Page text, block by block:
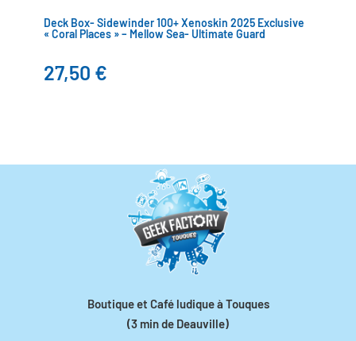
Deck Box- Sidewinder 100+ Xenoskin 2025 Exclusive
« Coral Places » – Mellow Sea- Ultimate Guard
27,50 €
Boutique et Café ludique à Touques
(3 min de Deauville)